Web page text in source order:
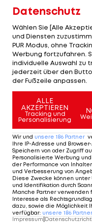
Salzburg-Goalgetter
Eck.
Doch der
kommt abermals
(102.) gleicht per
aus.
Den erneuten
Köln nicht mehr
Gäste mit seinem
ÖFB-Verteidiger
eingewechselt.
KSC und
Datenschutz
Wählen Sie [Alle
und Diensten
PUR Modus, ohne
Werbung fortzufahren.
individuelle Auswahl zu
jederzeit über den
der Fußzeile anpassen.
ALLE
AKZEPTIEREN
Tracking und
Personalisierung
Wir und unsere 186 Partner
Ihre IP-Adresse und
Speichern von oder Zugriff
Personalisierte Werbung
der Performance von
und Verbesserung von
Diese Zwecke können unter
und Identifikation durch
Manche Partner
Interesse als
dazu, sowie die Möglichkeit
verfügbar: unsere 186 Partner
Impressum|